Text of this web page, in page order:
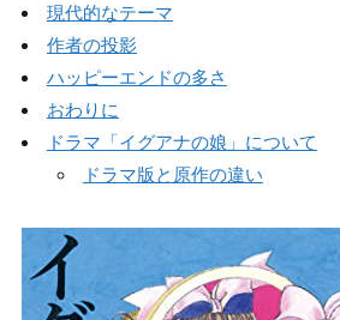
現代的なテーマ
作者の投影
ハッピーエンドの多さ
おわりに
ドラマ「イグアナの娘」について
ドラマ版と原作の違い